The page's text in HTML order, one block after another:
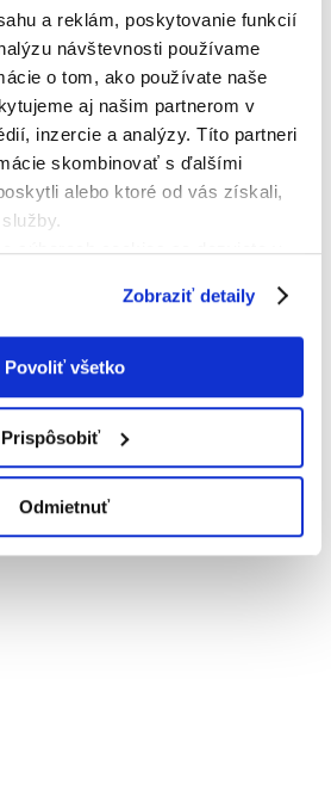
a reklám, poskytovanie funkcií
návštevnosti používame
o tom, ako používate naše
aj našim partnerom v
inzercie a analýzy. Títo partneri
skombinovať s ďalšími
alebo ktoré od vás získali,
súboroch cookies sa dozviete v
Zobraziť detaily
Povoliť všetko
Prispôsobiť
Odmietnuť